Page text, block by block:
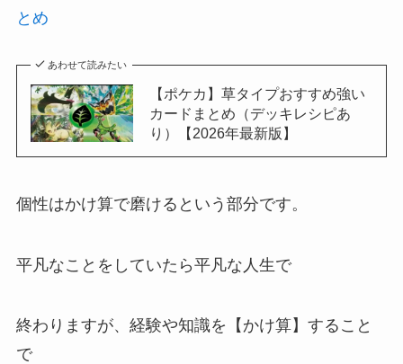
とめ
あわせて読みたい
【ポケカ】草タイプおすすめ強い
カードまとめ（デッキレシピあ
り）【2026年最新版】
個性はかけ算で磨けるという部分です。
平凡なことをしていたら平凡な人生で
終わりますが、経験や知識を【かけ算】すること
で